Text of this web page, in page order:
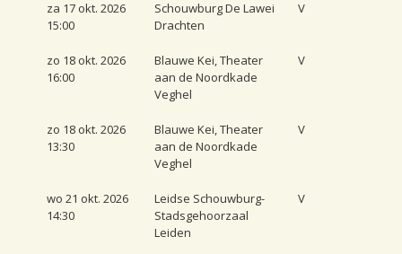
za 17 okt. 2026
15:00
Schouwburg De Lawei
Drachten
V
zo 18 okt. 2026
16:00
Blauwe Kei, Theater
aan de Noordkade
Veghel
V
zo 18 okt. 2026
13:30
Blauwe Kei, Theater
aan de Noordkade
Veghel
V
wo 21 okt. 2026
14:30
Leidse Schouwburg-
Stadsgehoorzaal
Leiden
V